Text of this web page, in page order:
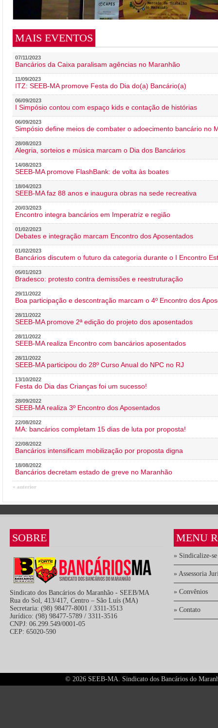
MAIS EVENTOS
07/11/2023
Bancários da Caixa paralisam agências no Maranhão
11/09/2023
ITZ: SEEB-MA promove Festa do Dia do(a) Bancário(a)
06/09/2023
I Simpósio contou com espaço kids e contação de histórias
06/09/2023
Simpósio define meios de combater o adoecimento bancário no
28/08/2023
Alegria, sorteios e música marcam o Dia dos Bancários
14/08/2023
SEEB-MA promove FlashBank: de volta às boates
18/04/2023
SEEB-MA faz 88 anos e inaugura obras na sede recreativa
20/03/2023
Encontro integra bancários em Imperatriz e região
01/02/2023
Debates e integração marcam Encontro dos Aposentados
01/02/2023
Bancários discutem o futuro da categoria durante o I Encontro
05/01/2023
Bradesco: protesto contra demissões e reestruturação
29/11/2022
Boa participação e descontração marcam o 4º Encontro dos
28/11/2022
SEEB-MA promove 2ª edição do projeto dos aposentados
28/11/2022
SEEB-MA realiza Encontro com bancários aposentados
28/11/2022
SEEB-MA participou do 28º Curso Anual do NPC no RJ
13/10/2022
Festa do Dia das Crianças foi um sucesso!
28/09/2022
SEEB-MA realiza 3º Encontro dos Aposentados
22/08/2022
MA: bancários completam 15 dias de luta por proposta!
22/08/2022
Bancários intensificam mobilização por proposta digna
18/08/2022
Bancários decretam estado de greve no Maranhão
« anterior
SOBRE
Sindicato dos Bancários do Maranhão - SEEB/MA
Rua do Sol, 413/417, Centro – São Luís (MA)
Secretaria: (98) 98477-8001 / 3311-3513
Jurídico: (98) 98477-5789 / 3311-3516
CNPJ: 06.299.549/0001-05
CEP: 65020-590
MENU
» Sindicalize-se
» Assessoria
» Convênios
» Contato
© 2026 SEEB-MA. Sindicato dos Bancários do